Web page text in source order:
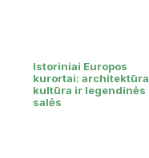
Istoriniai Europos
kurortai: architektūra,
kultūra ir legendinės
salės